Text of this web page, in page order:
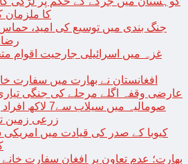
کا ملزمان
جنگ بندی میں توسیع کی امید، حماس
رضا
غزہ میں اسرائیلی جارحیت اقوام
افغانستان نے بھارت میں سفارت
عارضی وقفہ اگلے مرحلے کی جنگی
صومالیہ میں
زرعی زمین
کیوبا کے صدر کی قیادت میں امریکی
بھارت؛ عدم تعاون پر افغان سفارت